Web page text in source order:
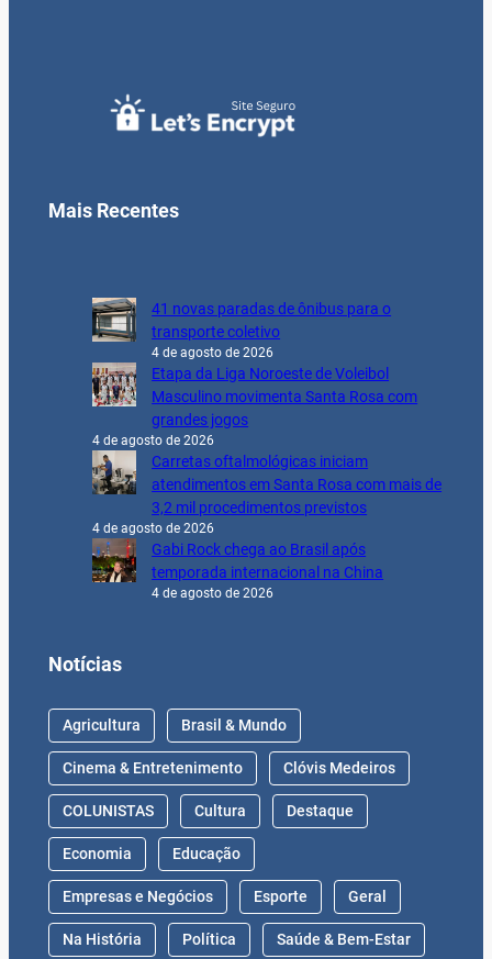
Mais Recentes
41 novas paradas de ônibus para o
transporte coletivo
4 de agosto de 2026
Etapa da Liga Noroeste de Voleibol
Masculino movimenta Santa Rosa com
grandes jogos
4 de agosto de 2026
Carretas oftalmológicas iniciam
atendimentos em Santa Rosa com mais de
3,2 mil procedimentos previstos
4 de agosto de 2026
Gabi Rock chega ao Brasil após
temporada internacional na China
4 de agosto de 2026
Notícias
Agricultura Brasil & Mundo
Cinema & Entretenimento Clóvis Medeiros
COLUNISTAS Cultura Destaque
Economia Educação
Empresas e Negócios Esporte Geral
Na História Política Saúde & Bem-Estar